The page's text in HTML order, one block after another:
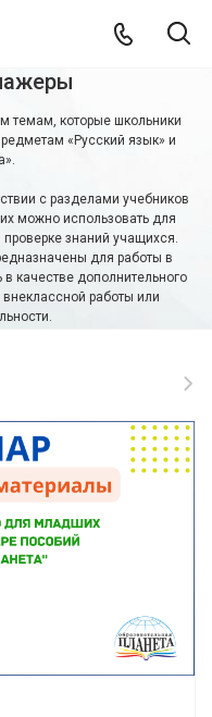
темам, которые школьники
«Русский язык» и
с разделами учебников
можно использовать для
знаний учащихся.
для работы в
качестве дополнительного
работы или